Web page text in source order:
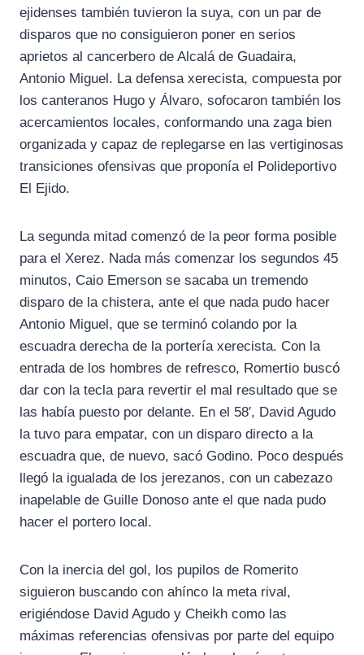
ejidenses también tuvieron la suya, con un par de
disparos que no consiguieron poner en serios
aprietos al cancerbero de Alcalá de Guadaira,
Antonio Miguel. La defensa xerecista, compuesta por
los canteranos Hugo y Álvaro, sofocaron también los
acercamientos locales, conformando una zaga bien
organizada y capaz de replegarse en las vertiginosas
transiciones ofensivas que proponía el Polideportivo
El Ejido.
La segunda mitad comenzó de la peor forma posible
para el Xerez. Nada más comenzar los segundos 45
minutos, Caio Emerson se sacaba un tremendo
disparo de la chistera, ante el que nada pudo hacer
Antonio Miguel, que se terminó colando por la
escuadra derecha de la portería xerecista. Con la
entrada de los hombres de refresco, Romertio buscó
dar con la tecla para revertir el mal resultado que se
las había puesto por delante. En el 58′, David Agudo
la tuvo para empatar, con un disparo directo a la
escuadra que, de nuevo, sacó Godino. Poco después
llegó la igualada de los jerezanos, con un cabezazo
inapelable de Guille Donoso ante el que nada pudo
hacer el portero local.
Con la inercia del gol, los pupilos de Romerito
siguieron buscando con ahínco la meta rival,
erigiéndose David Agudo y Cheikh como las
máximas referencias ofensivas por parte del equipo